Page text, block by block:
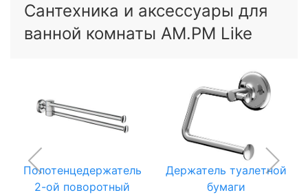
Сантехника и аксессуары для
ванной комнаты AM.PM Like
Полотенцедержатель
2-ой поворотный
Держатель туалетной
бумаги